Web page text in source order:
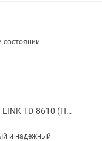
ADSL2 модем TP-LINK TD-8610 (Полный комплект)
и надежный